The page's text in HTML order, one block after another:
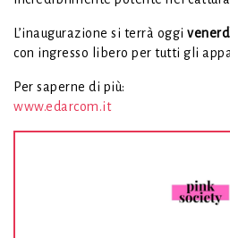
L’inaugurazione si terrà oggi
con ingresso libero per tutti gli
Per saperne di più:
www.edarcom.it